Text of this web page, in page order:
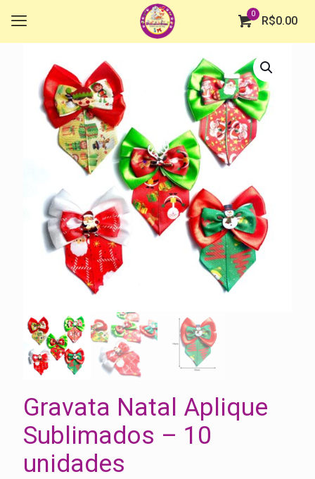
0
R$0.00
Gravata Natal Aplique
Sublimados – 10
unidades